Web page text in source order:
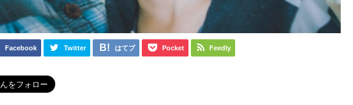
Facebook Twitter はてブ Pocket Feedly